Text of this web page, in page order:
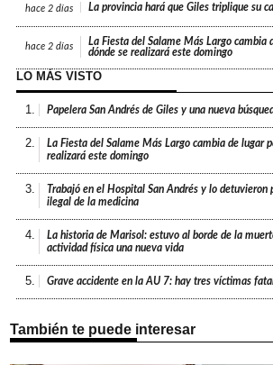
hace 2 días La provincia hará que Giles triplique su
hace 2 días
La Fiesta del Salame Más Largo cambia
dónde se realizará este domingo
LO MÁS VISTO
1. Papelera San Andrés de Giles y una nueva
2.
La Fiesta del Salame Más Largo cambia de lugar
realizará este domingo
3.
Trabajó en el Hospital San Andrés y lo detuvieron
ilegal de la medicina
4.
La historia de Marisol: estuvo al borde de la
actividad física una nueva vida
5. Grave accidente en la AU 7: hay tres víctimas
También te puede interesar